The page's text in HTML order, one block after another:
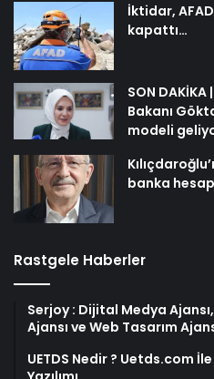
İktidar,
kapattı…
SON
Bakanı
modeli
banka
Rastgele Haberler
Serjoy : Dijital Medya
Ajansı ve Web Tasarım
UETDS Nedir ? Uetds.com İle